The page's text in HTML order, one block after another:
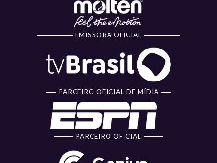
EMISSORA OFICIAL
PARCEIRO OFICIAL DE MÍDIA
PARCEIRO OFICIAL